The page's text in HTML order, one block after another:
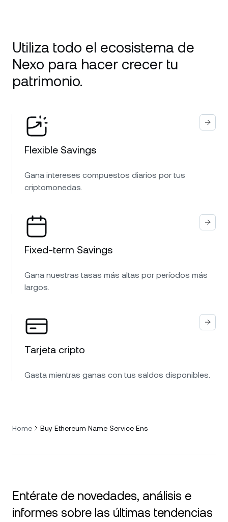
Utiliza todo el ecosistema de
Nexo para hacer crecer tu
patrimonio.
Flexible Savings
Gana intereses compuestos diarios por tus
criptomonedas.
Fixed-term Savings
Gana nuestras tasas más altas por períodos más
largos.
Tarjeta cripto
Gasta mientras ganas con tus saldos disponibles.
Home Buy Ethereum Name Service Ens
Entérate de novedades, análisis e
informes sobre las últimas tendencias